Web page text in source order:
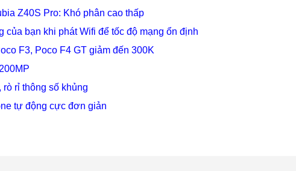
Z40S Pro: Khó phân cao thấp
bạn khi phát Wifi để tốc độ mạng ổn định
F3, Poco F4 GT giảm đến 300K
rỉ thông số khủng
tự động cực đơn giản